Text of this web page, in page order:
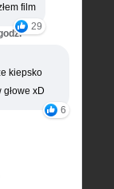
film
29
kiepsko
xD
6